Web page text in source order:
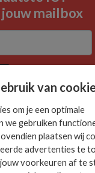
mailbox
van
om je een optimale
we gebruiken
plaatsen wij
advertenties te
voorkeuren af te